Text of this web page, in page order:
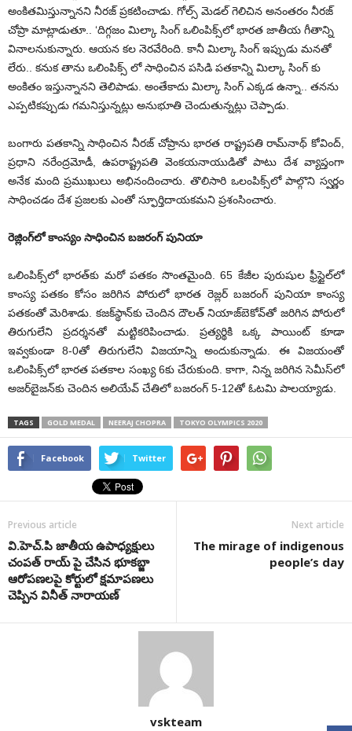
అంకిత‌మిస్తున్నానని నీరజ్ ప్రకటించాడు. గోల్స్ మెడల్ గెలిచిన అనంతరం నీరజ్
చోప్రా మాట్లాడుతూ.. ‘దిగ్గజం మిల్కా సింగ్ ఒలింపిక్స్‌లో భారత జాతీయ గీతాన్ని
వినాలనుకున్నారు. ఆయన కల నెరవేరింది. కానీ మిల్కా సింగ్ ఇప్పుడు మనతో
లేరు.. కనుక తాను ఒలింపిక్స్ లో సాధించిన పసిడి పతకాన్ని మిల్కా సింగ్ కు
అంకితం ఇస్తున్నానని తెలిపాడు. అంతేకాదు మిల్కా సింగ్ ఎక్క‌డ ఉన్నా.. తనను
ఎప్ప‌టిక‌ప్పుడు గ‌మ‌నిస్తున్నట్లు అనుభూతి చెందుతున్నట్లు చెప్పాడు.
బంగారు ప‌త‌కాన్ని సాధించిన నీర‌జ్ చోప్రాను భార‌త రాష్ట్రప‌తి రామ్‌నాథ్ కోవింద్‌,
ప్ర‌ధాని న‌రేంద్ర‌మోడీ, ఉప‌రాష్ట్రప‌తి వెంక‌య‌నాయుడితో పాటు దేశ వ్యాప్తంగా
అనేక మంది ప్ర‌ముఖులు అభినందించారు. తొలిసారి ఒలంపిక్స్‌లో పాల్గొని స్వ‌ర్ణం
సాధించడం దేశ ప్ర‌జ‌ల‌కు ఎంతో స్ఫూర్తిదాయ‌క‌మ‌ని ప్ర‌శంసించారు.
రెజ్లింగ్‌లో కాంస్యం సాధించిన బ‌జ‌రంగ్ పునియా
ఒలింపిక్స్‌లో భారత్‌కు మరో పతకం సొంతమైంది. 65 కేజీల పురుషుల ఫ్రీస్టైల్‌లో
కాంస్య పతకం కోసం జరిగిన పోరులో భారత రెజ్లర్ బజరంగ్ పునియా కాంస్య
పతకంతో మెరిశాడు. కజక్‌స్థాన్‌కు చెందిన దౌలత్ నియాజ్‌బెకోవ్‌తో జరిగిన పోరులో
తిరుగులేని ప్రదర్శనతో మట్టికరిపించాడు. ప్రత్యర్థికి ఒక్క పాయింట్ కూడా
ఇవ్వకుండా 8-0తో తిరుగులేని విజయాన్ని అందుకున్నాడు. ఈ విజయంతో
ఒలింపిక్స్‌లో భారత పతకాల సంఖ్య 6కు చేరుకుంది. కాగా, నిన్న జరిగిన సెమీస్‌లో
అజర్‌బైజన్‌కు చెందిన అలియేవ్ చేతిలో బజరంగ్ 5-12తో ఓటమి పాలయ్యాడు.
TAGS GOLD MEDAL NEERAJ CHOPRA TOKYO OLYMPICS 2020
Facebook Twitter
Previous article
వి.హెచ్.పి జాతీయ‌ ఉపాధ్య‌క్షులు
చంపత్ రాయ్ పై చేసిన భూకబ్జా
ఆరోపణల‌పై కోర్టులో క్ష‌మాప‌ణ‌లు
చెప్పిన వినీత్ నారాయణ్
Next article
The mirage of indigenous
people’s day
vskteam